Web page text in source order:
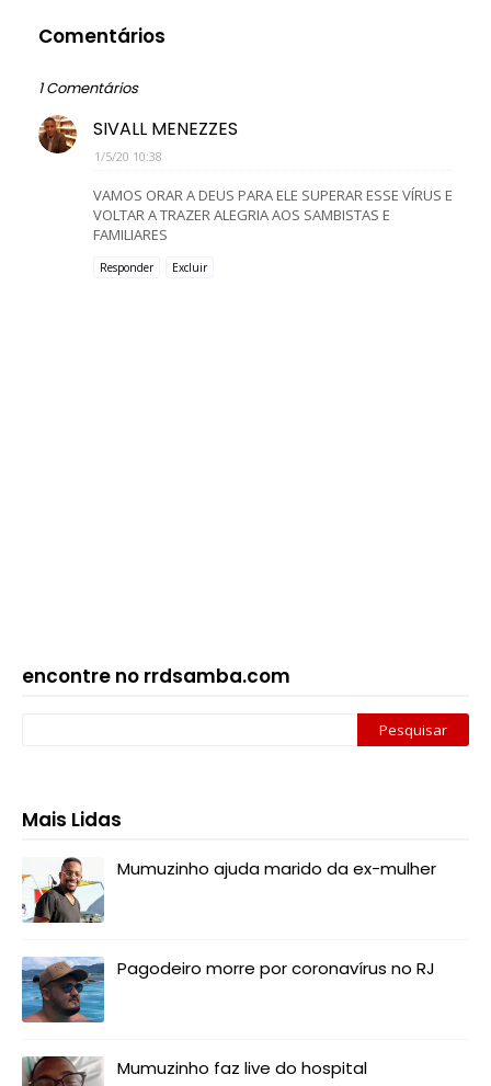
Comentários
1 Comentários
SIVALL MENEZZES
1/5/20 10:38
VAMOS ORAR A DEUS PARA ELE SUPERAR ESSE VÍRUS E
VOLTAR A TRAZER ALEGRIA AOS SAMBISTAS E
FAMILIARES
Responder Excluir
encontre no rrdsamba.com
Mais Lidas
Mumuzinho ajuda marido da ex-mulher
Pagodeiro morre por coronavírus no RJ
Mumuzinho faz live do hospital